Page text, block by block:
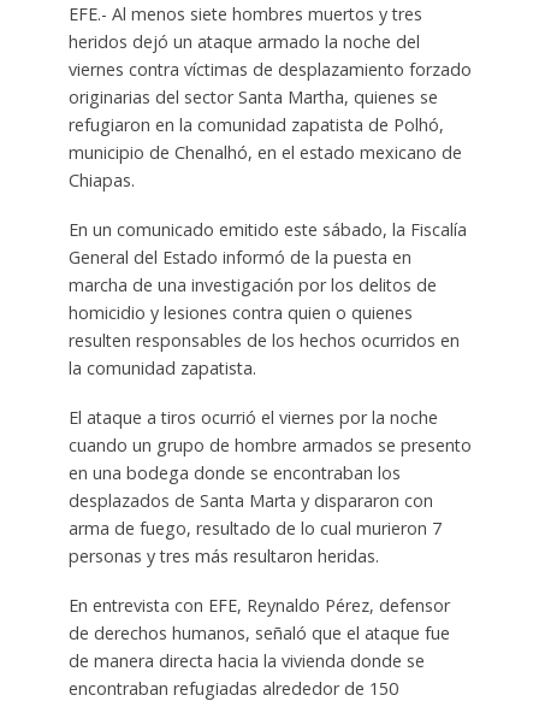
EFE.- Al menos siete hombres muertos y tres
heridos dejó un ataque armado la noche del
viernes contra víctimas de desplazamiento forzado
originarias del sector Santa Martha, quienes se
refugiaron en la comunidad zapatista de Polhó,
municipio de Chenalhó, en el estado mexicano de
Chiapas.
En un comunicado emitido este sábado, la Fiscalía
General del Estado informó de la puesta en
marcha de una investigación por los delitos de
homicidio y lesiones contra quien o quienes
resulten responsables de los hechos ocurridos en
la comunidad zapatista.
El ataque a tiros ocurrió el viernes por la noche
cuando un grupo de hombre armados se presento
en una bodega donde se encontraban los
desplazados de Santa Marta y dispararon con
arma de fuego, resultado de lo cual murieron 7
personas y tres más resultaron heridas.
En entrevista con EFE, Reynaldo Pérez, defensor
de derechos humanos, señaló que el ataque fue
de manera directa hacia la vivienda donde se
encontraban refugiadas alrededor de 150